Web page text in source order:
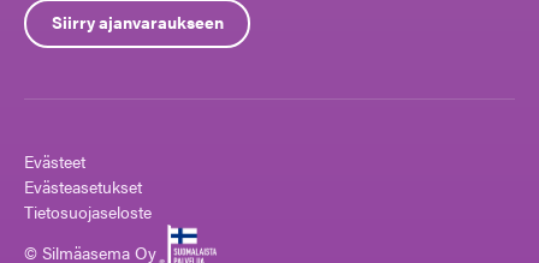
Siirry ajanvaraukseen
Evästeet
Evästeasetukset
Tietosuojaseloste
© Silmäasema Oy